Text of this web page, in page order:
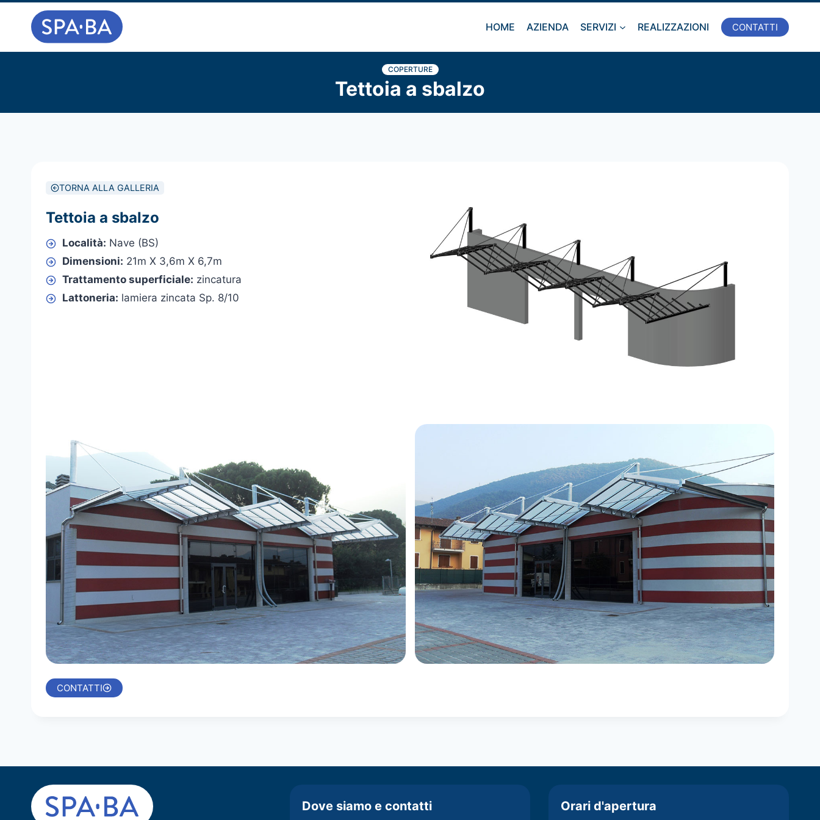
contenuto
HOME AZIENDA SERVIZI REALIZZAZIONI CONTATTI
COPERTURE
Tettoia a sbalzo
TORNA ALLA GALLERIA
Tettoia a sbalzo
Località: Nave (BS)
Dimensioni: 21m X 3,6m X 6,7m
Trattamento superficiale: zincatura
Lattoneria: lamiera zincata Sp. 8/10
CONTATTI
Dove siamo e contatti Orari d'apertura